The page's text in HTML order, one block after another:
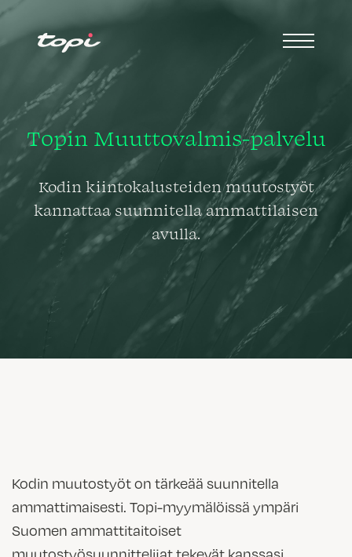
Topin Muuttovalmis-palvelu
Kodin kiintokalusteiden muutostyöt
kannattaa suunnitella ammattilaisen
avulla.
Kodin muutostyöt on tärkeää suunnitella
ammattimaisesti. Topi-myymälöissä ympäri
Suomen ammattitaitoiset